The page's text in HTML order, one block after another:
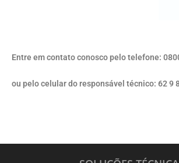
Entre em contato conosco pelo telefone:
ou pelo celular do responsável técnico: 62 9